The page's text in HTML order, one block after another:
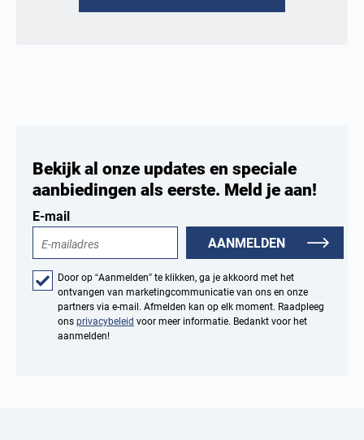
Bekijk al onze updates en speciale
aanbiedingen als eerste. Meld je aan!
E-mail
AANMELDEN
Door op “Aanmelden” te klikken, ga je akkoord met het
ontvangen van marketingcommunicatie van ons en onze
partners via e-mail. Afmelden kan op elk moment. Raadpleeg
ons privacybeleid voor meer informatie. Bedankt voor het
aanmelden!